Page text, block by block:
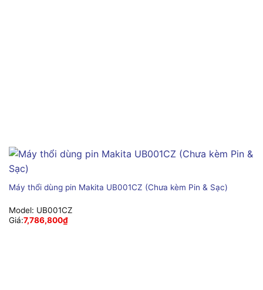
Máy thổi dùng pin Makita UB001CZ (Chưa kèm Pin & Sạc)
Model: UB001CZ
Giá:7,786,800₫